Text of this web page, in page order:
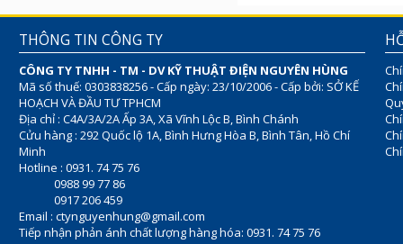
THÔNG TIN CÔNG TY
CÔNG TY TNHH - TM - DV KỸ THUẬT ĐIỆN NGUYÊN HÙNG
Mã số thuế: 0303838256 - Cấp ngày: 23/10/2006 - Cấp bởi: SỞ KẾ
HOẠCH VÀ ĐẦU TƯ TPHCM
Địa chỉ : C4A/3A/2A Ấp 3A, Xã Vĩnh Lộc B, Bình Chánh
Cửu hàng : 292 Quốc lộ 1A, Bình Hưng Hòa B, Bình Tân, Hồ Chí
Minh
Hotline : 0931. 74 75 76
0988 99 77 86
0917 206 459
Email : ctynguyenhung@gmail.com
Tiếp nhận phản ánh chất lượng hàng hóa: 0931. 74 75 76